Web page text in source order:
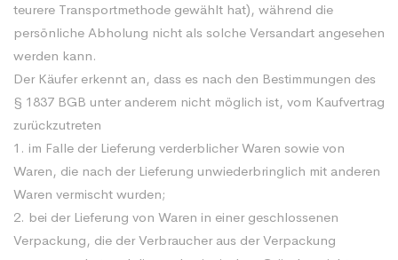
teurere Transportmethode gewählt hat), während die
persönliche Abholung nicht als solche Versandart angesehen
werden kann.
Der Käufer erkennt an, dass es nach den Bestimmungen des
§ 1837 BGB unter anderem nicht möglich ist, vom Kaufvertrag
zurückzutreten
1. im Falle der Lieferung verderblicher Waren sowie von
Waren, die nach der Lieferung unwiederbringlich mit anderen
Waren vermischt wurden;
2. bei der Lieferung von Waren in einer geschlossenen
Verpackung, die der Verbraucher aus der Verpackung